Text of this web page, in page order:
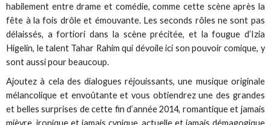
habilement entre drame et comédie, comme cette scène après la
fête à la fois drôle et émouvante. Les seconds rôles ne sont pas
délaissés, a fortiori dans la scène précitée, et la fougue d’Izia
Higelin, le talent Tahar Rahim qui dévoile ici son pouvoir comique, y
sont aussi pour beaucoup.
Ajoutez à cela des dialogues réjouissants, une musique originale
mélancolique et envoûtante et vous obtiendrez une des grandes
et belles surprises de cette fin d’année 2014, romantique et jamais
mièvre, ironique et jamais cynique, actuelle et jamais démagogique